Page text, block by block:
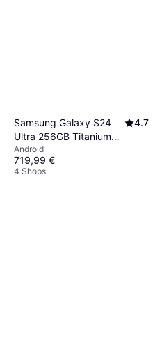
Samsung Galaxy S24
Ultra 256GB Titanium
Violet
4.7
Android
719,99 €
4 Shops